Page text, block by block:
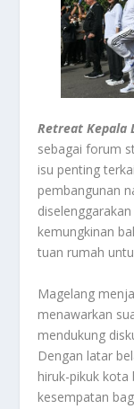
Retreat Kepala
sebagai forum
isu penting
pembangunan
kemungkinan
tuan rumah
Magelang
menawarkan
mendukung
Dengan latar
hiruk-pikuk kota
kesempatan